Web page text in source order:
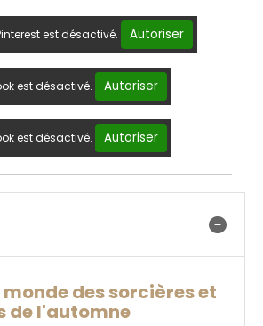
est désactivé. Autoriser
est désactivé. Autoriser
est désactivé. Autoriser
des sorcières et
de l'automne